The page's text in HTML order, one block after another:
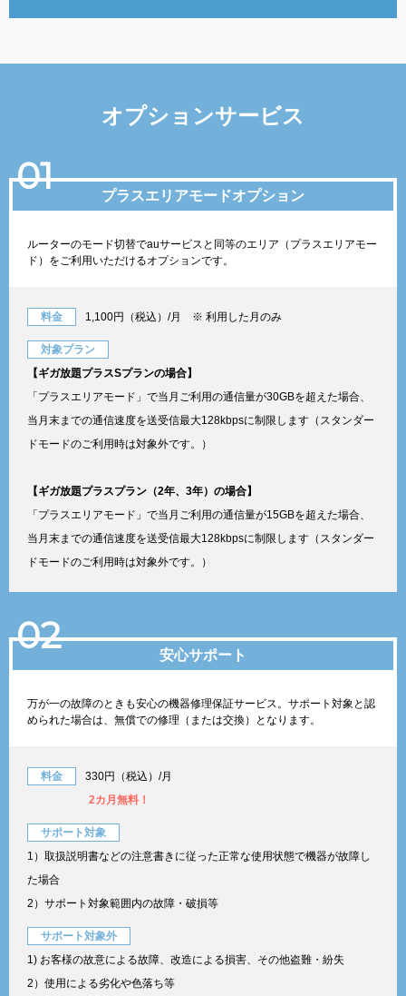
オプションサービス
01 プラスエリアモードオプション
ルーターのモード切替でauサービスと同等のエリア（プラスエリアモー
ド）をご利用いただけるオプションです。
料金 1,100円（税込）/月 ※ 利用した月のみ
対象プラン
【ギガ放題プラスSプランの場合】
「プラスエリアモード」で当月ご利用の通信量が30GBを超えた場合、
当月末までの通信速度を送受信最大128kbpsに制限します（スタンダー
ドモードのご利用時は対象外です。）
【ギガ放題プラスプラン（2年、3年）の場合】
「プラスエリアモード」で当月ご利用の通信量が15GBを超えた場合、
当月末までの通信速度を送受信最大128kbpsに制限します（スタンダー
ドモードのご利用時は対象外です。）
02 安心サポート
万が一の故障のときも安心の機器修理保証サービス。サポート対象と認
められた場合は、無償での修理（または交換）となります。
料金
330円（税込）/月
2カ月無料！
サポート対象
1）取扱説明書などの注意書きに従った正常な使用状態で機器が故障し
た場合
2）サポート対象範囲内の故障・破損等
サポート対象外
1) お客様の故意による故障、改造による損害、その他盗難・紛失
2）使用による劣化や色落ち等